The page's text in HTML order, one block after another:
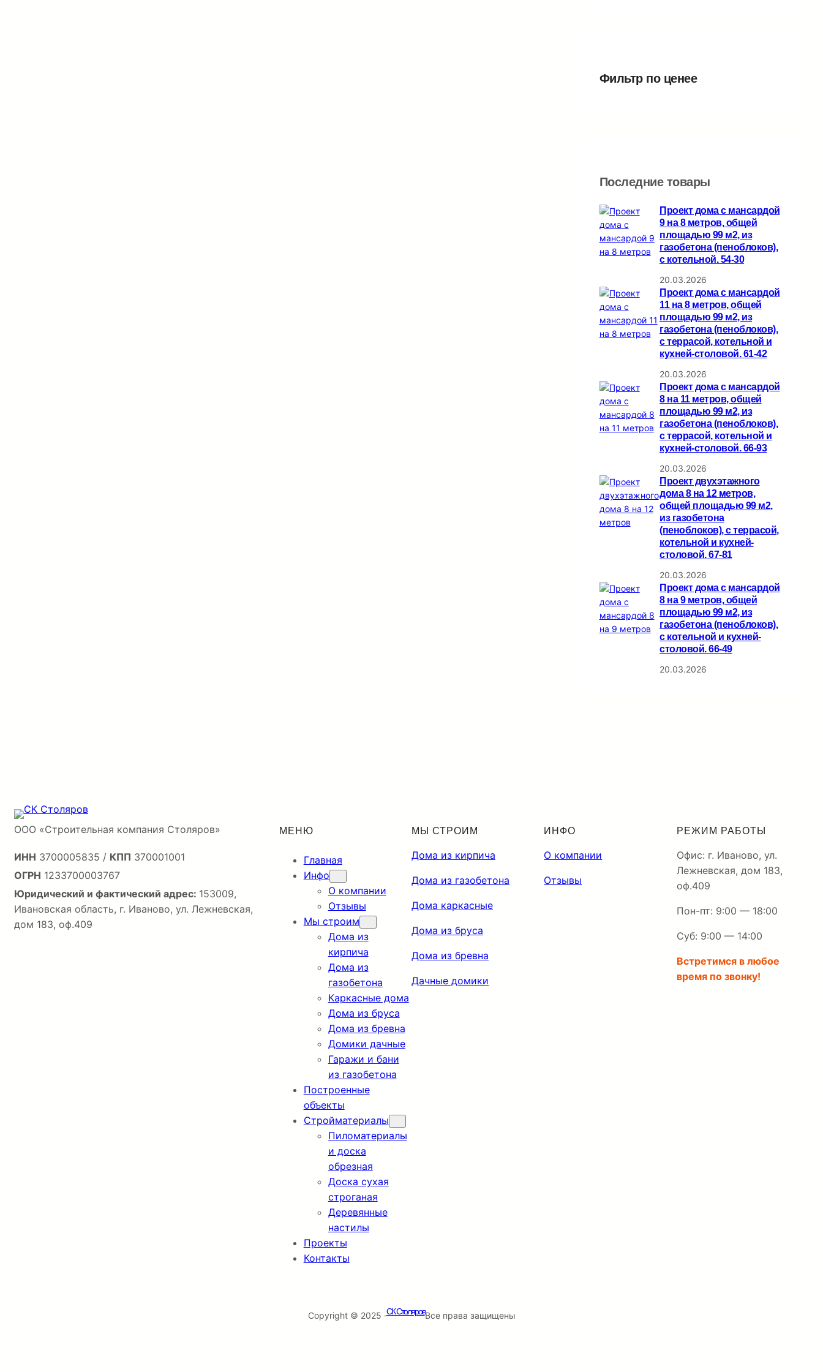
Фильтр по ценеe
Последние товары
Проект дома с мансардой
9 на 8 метров, общей
площадью 99 м2, из
газобетона (пеноблоков),
c котельной. 54-30
20.03.2026
Проект дома с мансардой
11 на 8 метров, общей
площадью 99 м2, из
газобетона (пеноблоков),
c террасой, котельной и
кухней-столовой. 61-42
20.03.2026
Проект дома с мансардой
8 на 11 метров, общей
площадью 99 м2, из
газобетона (пеноблоков),
c террасой, котельной и
кухней-столовой. 66-93
20.03.2026
Проект двухэтажного
дома 8 на 12 метров,
общей площадью 99 м2,
из газобетона
(пеноблоков), c террасой,
котельной и кухней-
столовой. 67-81
20.03.2026
Проект дома с мансардой
8 на 9 метров, общей
площадью 99 м2, из
газобетона (пеноблоков),
c котельной и кухней-
столовой. 66-49
20.03.2026
ООО «Строительная компания Столяров»
ИНН 3700005835 / КПП 370001001
ОГРН 1233700003767
Юридический и фактический адрес: 153009,
Ивановская область, г. Иваново, ул. Лежневская,
дом 183, оф.409
МЕНЮ
Главная
Инфо
О компании
Отзывы
Мы строим
Дома из
кирпича
Дома из
газобетона
Каркасные дома
Дома из бруса
Дома из бревна
Домики дачные
Гаражи и бани
из газобетона
Построенные
объекты
Стройматериалы
Пиломатериалы
и доска
обрезная
Доска сухая
строганая
Деревянные
настилы
Проекты
Контакты
МЫ СТРОИМ
Дома из кирпича
Дома из газобетона
Дома каркасные
Дома из бруса
Дома из бревна
Дачные домики
ИНФО
О компании
Отзывы
РЕЖИМ РАБОТЫ
Офис: г. Иваново, ул.
Лежневская, дом 183,
оф.409
Пон-пт: 9:00 — 18:00
Суб: 9:00 — 14:00
Встретимся в любое
время по звонку!
Copyright © 2025 ·СК СтоляровВсе права защищены